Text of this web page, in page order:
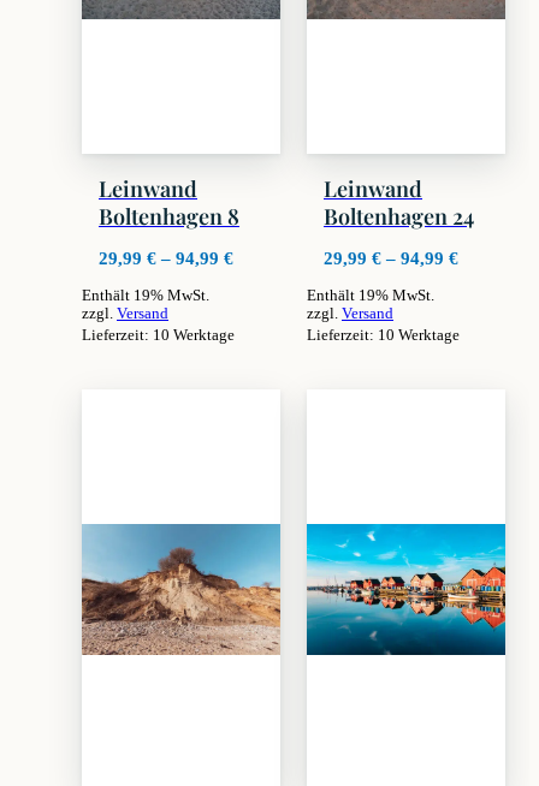
Leinwand
Boltenhagen 8
29,99 € – 94,99 €Preisspanne:
Enthält 19% MwSt.
zzgl. Versand
Lieferzeit: 10 Werktage
Optionen
der
Produktseite
gewählt
werden
Leinwand
Boltenhagen 24
29,99 € – 94,99 €
Enthält 19% MwSt.
zzgl. Versand
Lieferzeit: 10 Werktage
Optionen
können
auf
der
Produktseite
gewählt
werden